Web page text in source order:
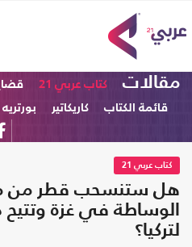
مقالات كتاب عربي 21
قائمة الكتاب
كاريكاتير بورتريه
كتاب عربي 21
هل ستنسحب قطر من
الوساطة في غزة وتتيح
لتركيا؟